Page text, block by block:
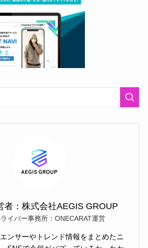
者：株式会社AEGIS GROUP
イバー事務所：ONECARAT運営
ンサーやトレンド情報をまとめたニ